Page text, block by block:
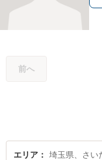
前へ
エリア